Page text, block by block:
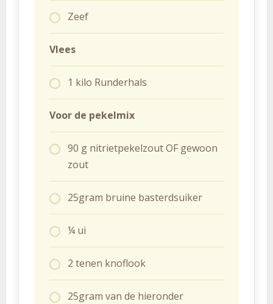
Zeef
Vlees
1 kilo Runderhals
Voor de pekelmix
90 g nitrietpekelzout OF gewoon
zout
25gram bruine basterdsuiker
¼ ui
2 tenen knoflook
25gram van de hieronder